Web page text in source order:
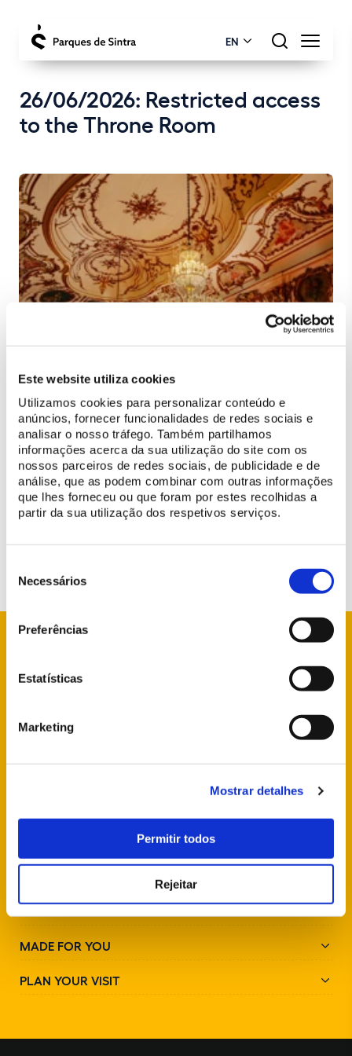
Este website utiliza cookies
Utilizamos cookies para personalizar conteúdo e
anúncios, fornecer funcionalidades de redes sociais e
analisar o nosso tráfego. Também partilhamos
informações acerca da sua utilização do site com os
nossos parceiros de redes sociais, de publicidade e de
análise, que as podem combinar com outras informações
que lhes forneceu ou que foram por estes recolhidas a
partir da sua utilização dos respetivos serviços.
Necessários
Preferências
Estatísticas
Marketing
Mostrar detalhes
Permitir todos
Rejeitar
EN
26/06/2026: Restricted access
to the Throne Room
On26 June 2026, access to theThrone Roomat the
Palace of Queluz will be restricted throughout the day due to
preparations for the poetry recital taking place that evening.
We apologize for the inconvenience and thank you for your
MADE FOR YOU
PLAN YOUR VISIT